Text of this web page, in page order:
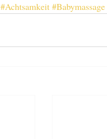
#Achtsamkeit #Babymassage